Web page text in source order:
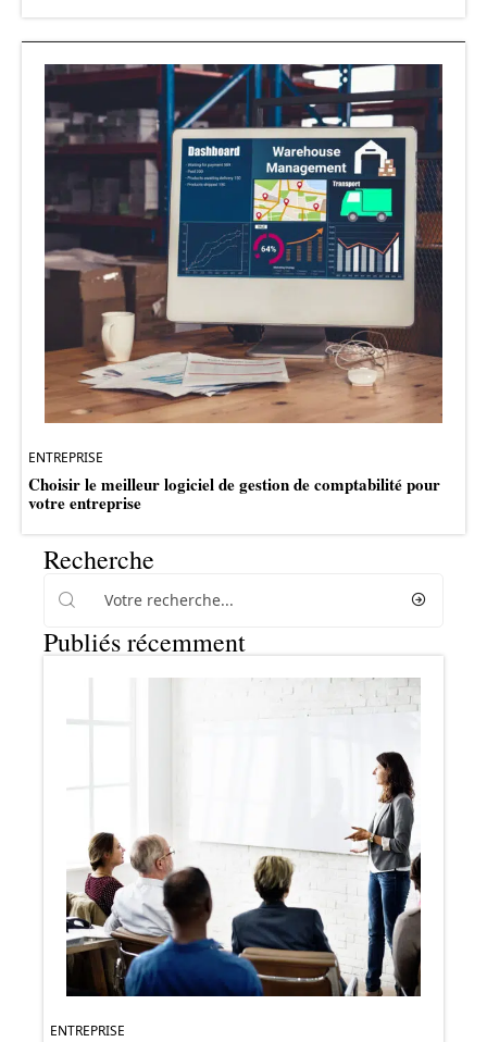
ENTREPRISE
Choisir le meilleur logiciel de gestion de comptabilité pour
votre entreprise
Recherche
Publiés récemment
ENTREPRISE